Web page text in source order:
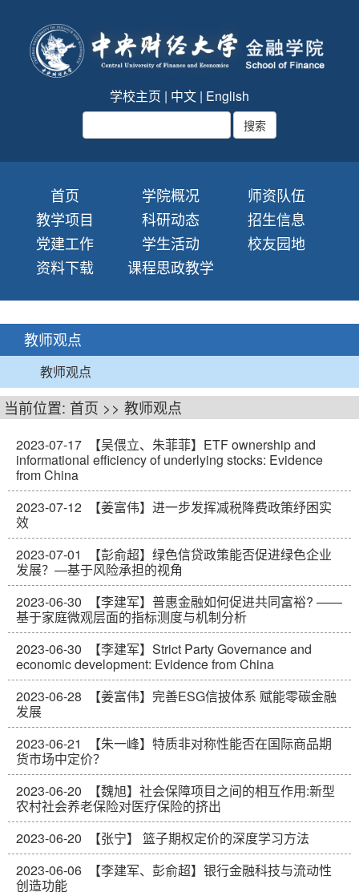
学校主页 | 中文 | English
首页 学院概况
师资队伍
教学项目
科研动态
招生信息
党建工作
学生活动
校友园地
资料下载
课程思政教学
教师观点
教师观点
当前位置: 首页 >> 教师观点
2023-07-17
【吴偎立、朱菲菲】ETF ownership and
informational efficiency of underlying stocks: Evidence
from China
2023-07-12
【姜富伟】进一步发挥减税降费政策纾困实
效
2023-07-01
【彭俞超】绿色信贷政策能否促进绿色企业
发展？—基于风险承担的视角
2023-06-30
【李建军】普惠金融如何促进共同富裕? ——
基于家庭微观层面的指标测度与机制分析
2023-06-30
【李建军】Strict Party Governance and
economic development: Evidence from China
2023-06-28
【姜富伟】完善ESG信披体系 赋能零碳金融
发展
2023-06-21
【朱一峰】特质非对称性能否在国际商品期
货市场中定价？
2023-06-20
【魏旭】社会保障项目之间的相互作用:新型
农村社会养老保险对医疗保险的挤出
2023-06-20
【张宁】 篮子期权定价的深度学习方法
2023-06-06
【李建军、彭俞超】银行金融科技与流动性
创造功能